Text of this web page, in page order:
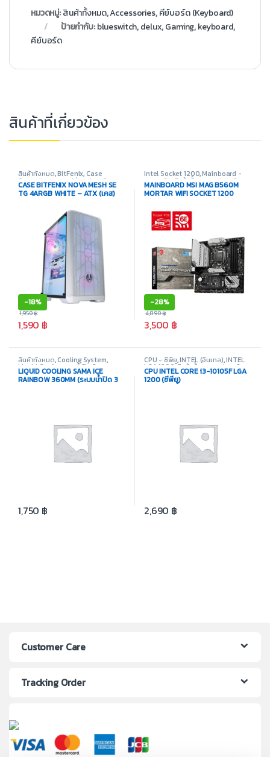
หมวดหมู่:สินค้าทั้งหมด,Accessories,คีย์บอร์ด (Keyboard)
ป้ายกำกับ:blueswitch,delux,Gaming,keyboard,
คีย์บอร์ด
สินค้าที่เกี่ยวข้อง
สินค้าทั้งหมด,BitFenix, Case
Computer - เคสเปล่า,อุปกรณ์
คอมพิวเตอร์
CASE BITFENIX NOVA MESH SE
TG 4ARGB WHITE – ATX (เคส)
-18%
1,590 ฿
1,950฿
Intel Socket 1200,Mainboard -
เมนบอร์ด,สินค้าทั้งหมด,อุปกรณ์
คอมพิวเตอร์
MAINBOARD MSI MAG B560M
MORTAR WIFI SOCKET 1200
-28%
3,500 ฿
4,890฿
สินค้าทั้งหมด,Cooling System,
Liquid Cooling,ชุดน้ำปิด 3 ตอน
LIQUID COOLING SAMA ICE
RAINBOW 360MM (ระบบน้ำปิด 3
1,750 ฿
CPU - ซีพียู,INTEL (อินเทล),INTEL
LGA 1200,สินค้าทั้งหมด,อุปกรณ์
คอมพิวเตอร์
CPU INTEL CORE i3-10105F LGA
1200 (ซีพียู)
2,690 ฿
Customer Care
Tracking Order